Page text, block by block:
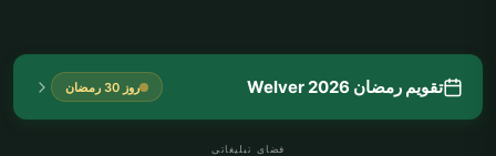
تقویم رمضان Welver 2026 روز 30 رمضان
فضای تبلیغاتی